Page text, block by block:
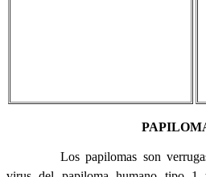
Los papilomas son